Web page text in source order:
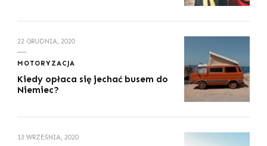
22 GRUDNIA, 2020
MOTORYZACJA
Kiedy opłaca się jechać busem do
Niemiec?
13 WRZEŚNIA, 2020